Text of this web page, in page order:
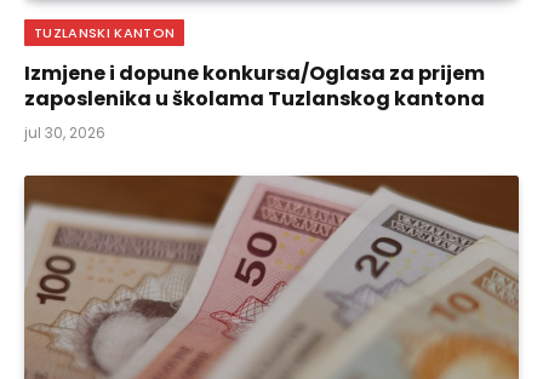
TUZLANSKI KANTON
Izmjene i dopune konkursa/Oglasa za prijem
zaposlenika u školama Tuzlanskog kantona
jul 30, 2026